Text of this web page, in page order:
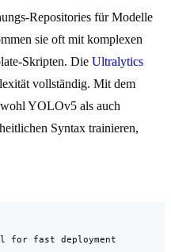
Repositories für Modelle
sie oft mit komplexen
Skripten. Die Ultralytics
vollständig. Mit dem
YOLOv5 als auch
Syntax trainieren,
for fast deployment